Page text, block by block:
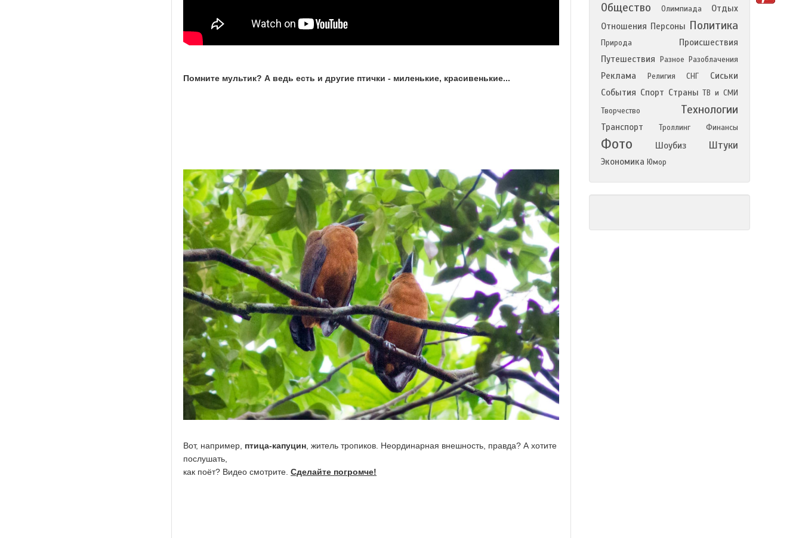
Помните мультик? А ведь есть и другие птички - миленькие, красивенькие...
Вот, например, птица-капуцин , житель тропиков. Неординарная внешность, правда? А хотите
послушать,
как поёт? Видео смотрите. Сделайте погромче!
Общество Олимпиада
Отдых
Отношения Персоны Политика
Природа
Происшествия
Путешествия
Разное Разоблачения
Реклама Религия СНГ
Сиськи
События Спорт Страны ТВ и СМИ
Творчество
Технологии
Транспорт Троллинг Финансы
Фото Шоубиз Штуки
Экономика Юмор